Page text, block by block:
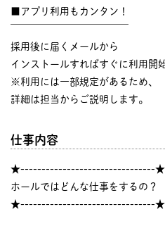
■アプリ利用もカンタン！
採用後に届くメールから
インストールすればすぐに利用開
※利用には一部規定があるため、
詳細は担当からご説明します。
仕事内容
★--------------------------------★
ホールではどんな仕事をするの？
★--------------------------------★